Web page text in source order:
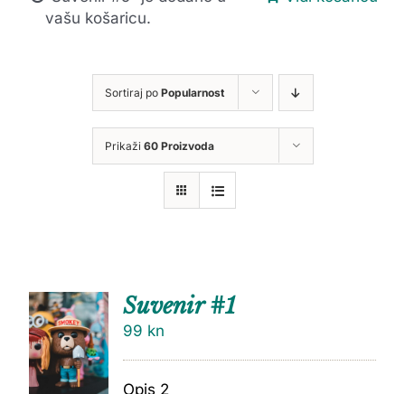
vašu košaricu.
Sortiraj po Popularnost
Prikaži 60 Proizvoda
DODAJ
U
KOŠARI
CU
Suvenir #1
99 kn
Opis 2